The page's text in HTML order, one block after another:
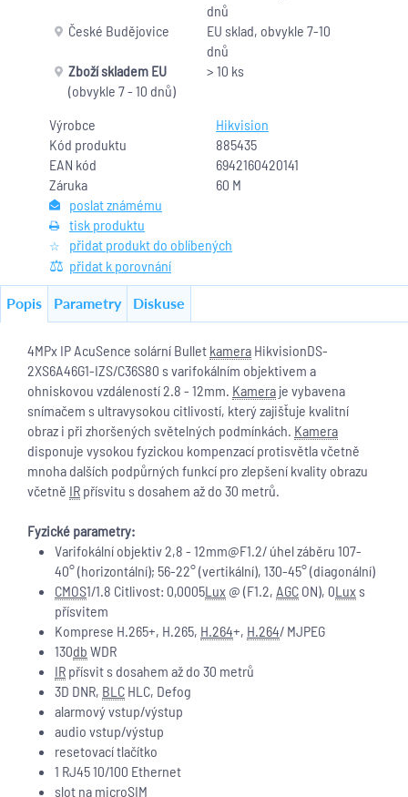
Výrobce
Hikvision
Kód produktu
885435
EAN kód
6942160420141
Záruka
60 M
poslat známému
tisk produktu
přidat produkt do oblíbených
přidat k porovnání
dnů
České Budějovice
EU sklad, obvykle 7-10
dnů
Zboží skladem EU
(obvykle 7 - 10 dnů)
> 10 ks
Popis Parametry Diskuse
4MPx IP AcuSence solární Bullet kamera HikvisionDS-
2XS6A46G1-IZS/C36S80 s varifokálním objektivem a
ohniskovou vzdáleností 2.8 - 12mm. Kamera je vybavena
snímačem s ultravysokou citlivostí, který zajišťuje kvalitní
obraz i při zhoršených světelných podmínkách. Kamera
disponuje vysokou fyzickou kompenzací protisvětla včetně
mnoha dalších podpůrných funkcí pro zlepšení kvality obrazu
včetně IR přísvitu s dosahem až do 30 metrů.
Fyzické parametry:
Varifokální objektiv 2,8 - 12mm@F1.2/ úhel záběru 107-
40° (horizontální); 56-22° (vertikální), 130-45° (diagonální)
CMOS1/1.8 Citlivost: 0,0005Lux @ (F1.2, AGC ON), 0Lux s
přísvitem
Komprese H.265+, H.265, H.264+, H.264/ MJPEG
130db WDR
IR přísvit s dosahem až do 30 metrů
3D DNR, BLC HLC, Defog
alarmový vstup/výstup
audio vstup/výstup
resetovací tlačítko
1 RJ45 10/100 Ethernet
slot na microSIM